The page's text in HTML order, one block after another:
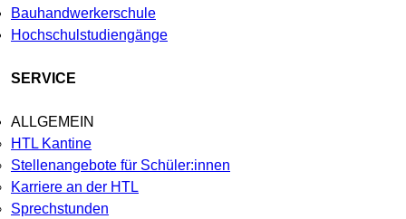
Bauhandwerkerschule
Hochschulstudiengänge
SERVICE
ALLGEMEIN
HTL Kantine
Stellenangebote für Schüler:innen
Karriere an der HTL
Sprechstunden